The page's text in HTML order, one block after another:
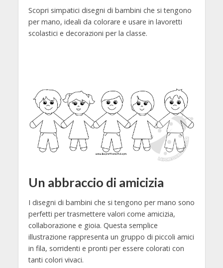
Scopri simpatici disegni di bambini che si tengono
per mano, ideali da colorare e usare in lavoretti
scolastici e decorazioni per la classe.
Un abbraccio di amicizia
I disegni di bambini che si tengono per mano sono
perfetti per trasmettere valori come amicizia,
collaborazione e gioia. Questa semplice
illustrazione rappresenta un gruppo di piccoli amici
in fila, sorridenti e pronti per essere colorati con
tanti colori vivaci.